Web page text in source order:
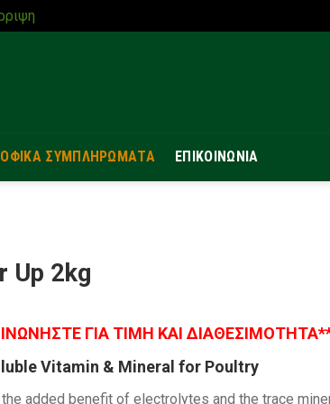
ΣΥΜΠΛΗΡΏΜΑΤΑ ΕΠΙΚΟΙΝΩΝΙΑ
Up 2kg
ΓΙΑ ΤΙΜΗ ΚΑΙ
Vitamin & Mineral for Poultry
the added benefit of electrolytes and the trace